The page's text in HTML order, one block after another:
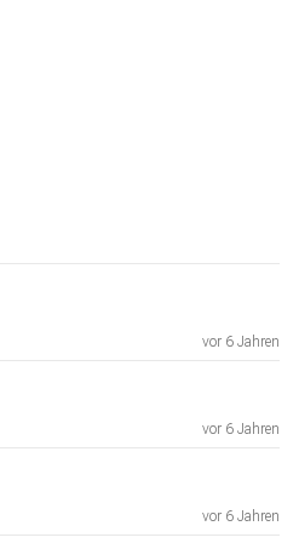
vor 6 Jahren
vor 6 Jahren
vor 6 Jahren